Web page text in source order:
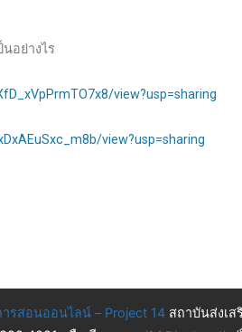
อย่างไร
view?usp=sharing
view?usp=sharing
ารสอนออนไลน์ – Project 14 สถาบันส่งเ